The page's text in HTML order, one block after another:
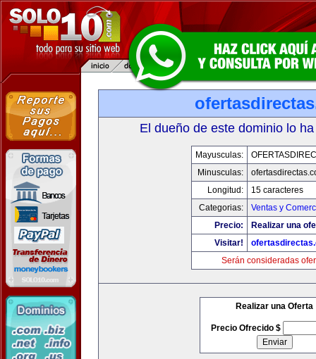
El dueño de este dominio lo
Mayusculas:
Minusculas:
Longitud:
15 caracteres
Categorias:
Ventas y
Precio:
Realizar una
Visitar!
Serán consideradas
Realizar una Oferta
Precio Ofrecido $